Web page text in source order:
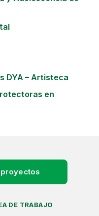
DYA – Artisteca
en
DE TRABAJO